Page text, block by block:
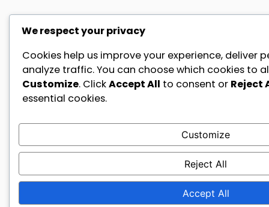
We respect your privacy
Cookies help us improve your experience, deliver
analyze traffic. You can choose which cookies to
Customize. ClickAccept All to consent or Reject
essential cookies.
Customize
Reject All
Accept All